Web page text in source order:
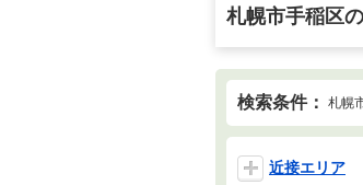
札幌市手稲区
検索条件： 札幌
近接エリア